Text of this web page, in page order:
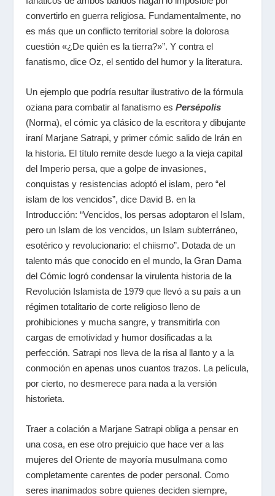
convertirlo en guerra religiosa. Fundamentalmente, no
es más que un conflicto territorial sobre la dolorosa
cuestión «¿De quién es la tierra?»”. Y contra el
fanatismo, dice Oz, el sentido del humor y la literatura.
Un ejemplo que podría resultar ilustrativo de la fórmula
oziana para combatir al fanatismo es Persépolis
(Norma), el cómic ya clásico de la escritora y dibujante
iraní Marjane Satrapi, y primer cómic salido de Irán en
la historia. El título remite desde luego a la vieja capital
del Imperio persa, que a golpe de invasiones,
conquistas y resistencias adoptó el islam, pero “el
islam de los vencidos”, dice David B. en la
Introducción: “Vencidos, los persas adoptaron el Islam,
pero un Islam de los vencidos, un Islam subterráneo,
esotérico y revolucionario: el chiismo”. Dotada de un
talento más que conocido en el mundo, la Gran Dama
del Cómic logró condensar la virulenta historia de la
Revolución Islamista de 1979 que llevó a su país a un
régimen totalitario de corte religioso lleno de
prohibiciones y mucha sangre, y transmitirla con
cargas de emotividad y humor dosificadas a la
perfección. Satrapi nos lleva de la risa al llanto y a la
conmoción en apenas unos cuantos trazos. La película,
por cierto, no desmerece para nada a la versión
historieta.
Traer a colación a Marjane Satrapi obliga a pensar en
una cosa, en ese otro prejuicio que hace ver a las
mujeres del Oriente de mayoría musulmana como
completamente carentes de poder personal. Como
seres inanimados sobre quienes deciden siempre,